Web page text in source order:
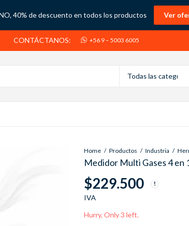
40% de descuento en todos los productos Ver
CONTÁCTANOS: +56 9 – 5003 6005
Home Productos Industria
Medidor Multi Gases 4 en
$229.500
IVA
Hurry, Only 3 left.